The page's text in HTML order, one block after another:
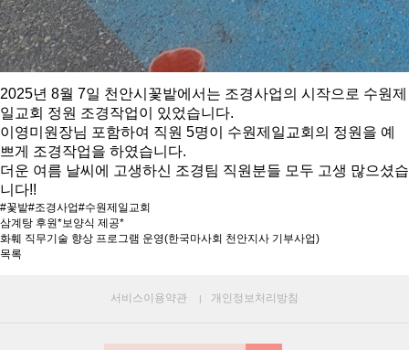
2025년 8월 7일 천안시꽃밭에서는 조경사업의 시작으로 수원제
일교회 정원 조경작업이 있었습니다.
이영미원장님 포함하여 직원 5명이 수원제일교회의 정원을 예
쁘게 조경작업을 하였습니다.
더운 여름 날씨에 고생하신 조경팀 직원분들 모두 고생 많으셨습
니다!!
#꽃밭#조경사업#수원제일교회
삼계탕 후원*보양식 제공*
화훼 직무기술 향상 프로그램 운영(한국마사회 천안지사 기부사업)
목록
서비스이용약관 개인정보처리방침